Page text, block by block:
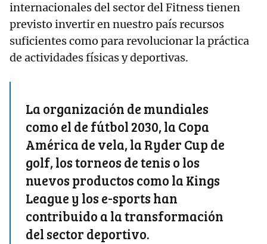
internacionales del sector del Fitness tienen
previsto invertir en nuestro país recursos
suficientes como para revolucionar la práctica
de actividades físicas y deportivas.
La organización de mundiales
como el de fútbol 2030, la Copa
América de vela, la Ryder Cup de
golf, los torneos de tenis o los
nuevos productos como la Kings
League y los e-sports han
contribuido a la transformación
del sector deportivo.